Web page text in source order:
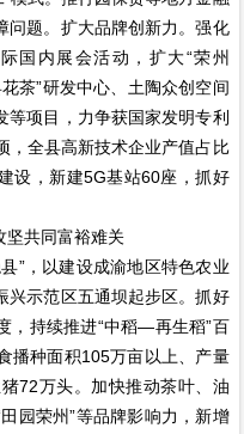
问题。扩大品牌创新力。强化
国内展会活动，扩大“荣州
茶”研发中心、土陶众创空间
项目，力争获国家发明专利
，全县高新技术企业产值占比
设，新建5G基站60座，抓好
共同富裕难关
，以建设成渝地区特色农业
兴示范区五通坝起步区。抓好
，持续推进“中稻—再生稻”百
播种面积105万亩以上、产量
72万头。加快推动茶叶、油
园荣州”等品牌影响力，新增